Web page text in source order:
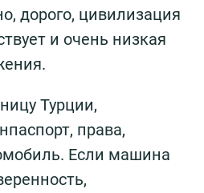
дорого, цивилизация
и очень низкая
Турции,
права,
Если машина